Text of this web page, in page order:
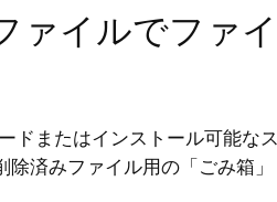
ァイルでファイ
ドまたはインストール可能なス
済みファイル用の「ごみ箱」